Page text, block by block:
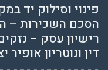
פינוי וסילוק יד
הסכם השכירות –
רישיון עסק –
דין ונוטריון אופיר